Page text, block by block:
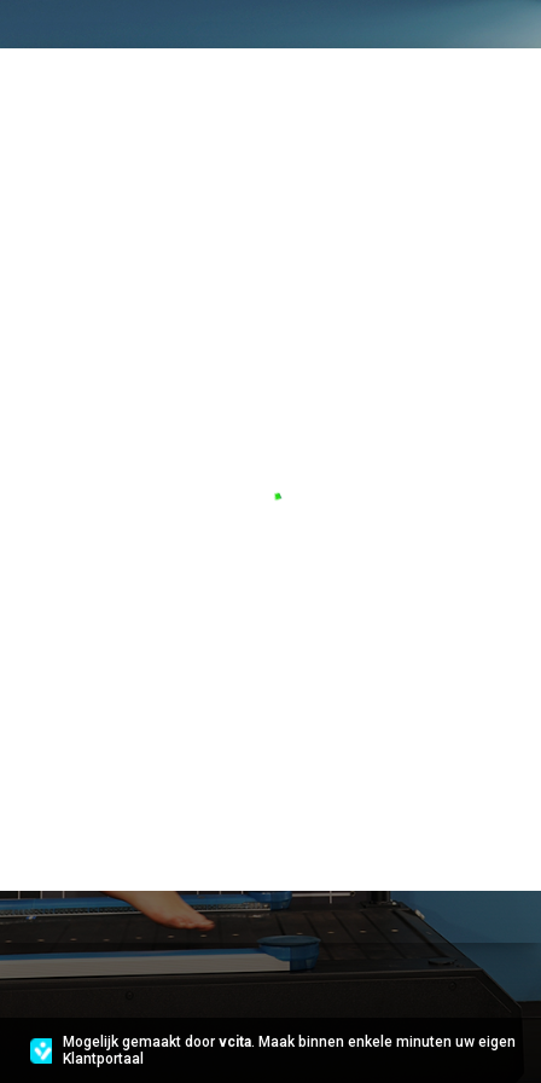
Mogelijk gemaakt door vcita. Maak binnen enkele minuten uw eigen
Klantportaal